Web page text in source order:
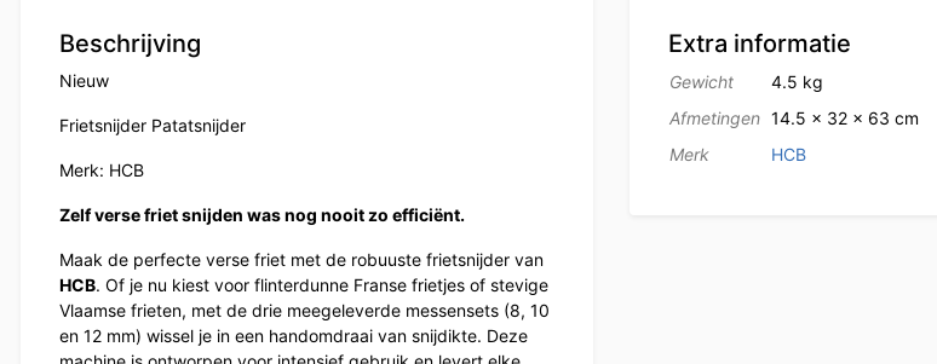
Beschrijving
Nieuw
Frietsnijder Patatsnijder
Merk: HCB
Zelf verse friet snijden was nog nooit zo efficiënt.
Maak de perfecte verse friet met de robuuste frietsnijder van
HCB. Of je nu kiest voor flinterdunne Franse frietjes of stevige
Vlaamse frieten, met de drie meegeleverde messensets (8, 10
en 12 mm) wissel je in een handomdraai van snijdikte. Deze
Extra informatie
Gewicht
4.5 kg
Afmetingen 14.5 × 32 × 63 cm
Merk
HCB